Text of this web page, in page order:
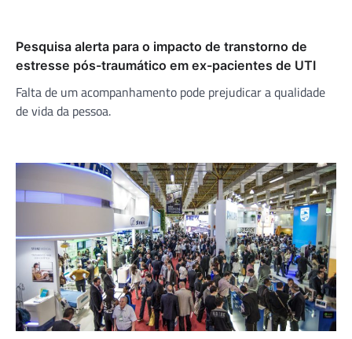
Pesquisa alerta para o impacto de transtorno de
estresse pós-traumático em ex-pacientes de UTI
Falta de um acompanhamento pode prejudicar a qualidade
de vida da pessoa.